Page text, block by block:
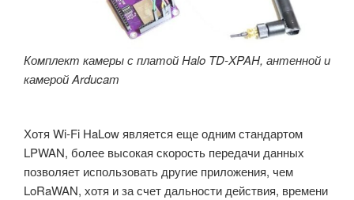
Комплект камеры с платой Halo TD-XPAH, антенной и
камерой Arducam
Хотя Wi-Fi HaLow является еще одним стандартом
LPWAN, более высокая скорость передачи данных
позволяет использовать другие приложения, чем
LoRaWAN, хотя и за счет дальности действия, времени